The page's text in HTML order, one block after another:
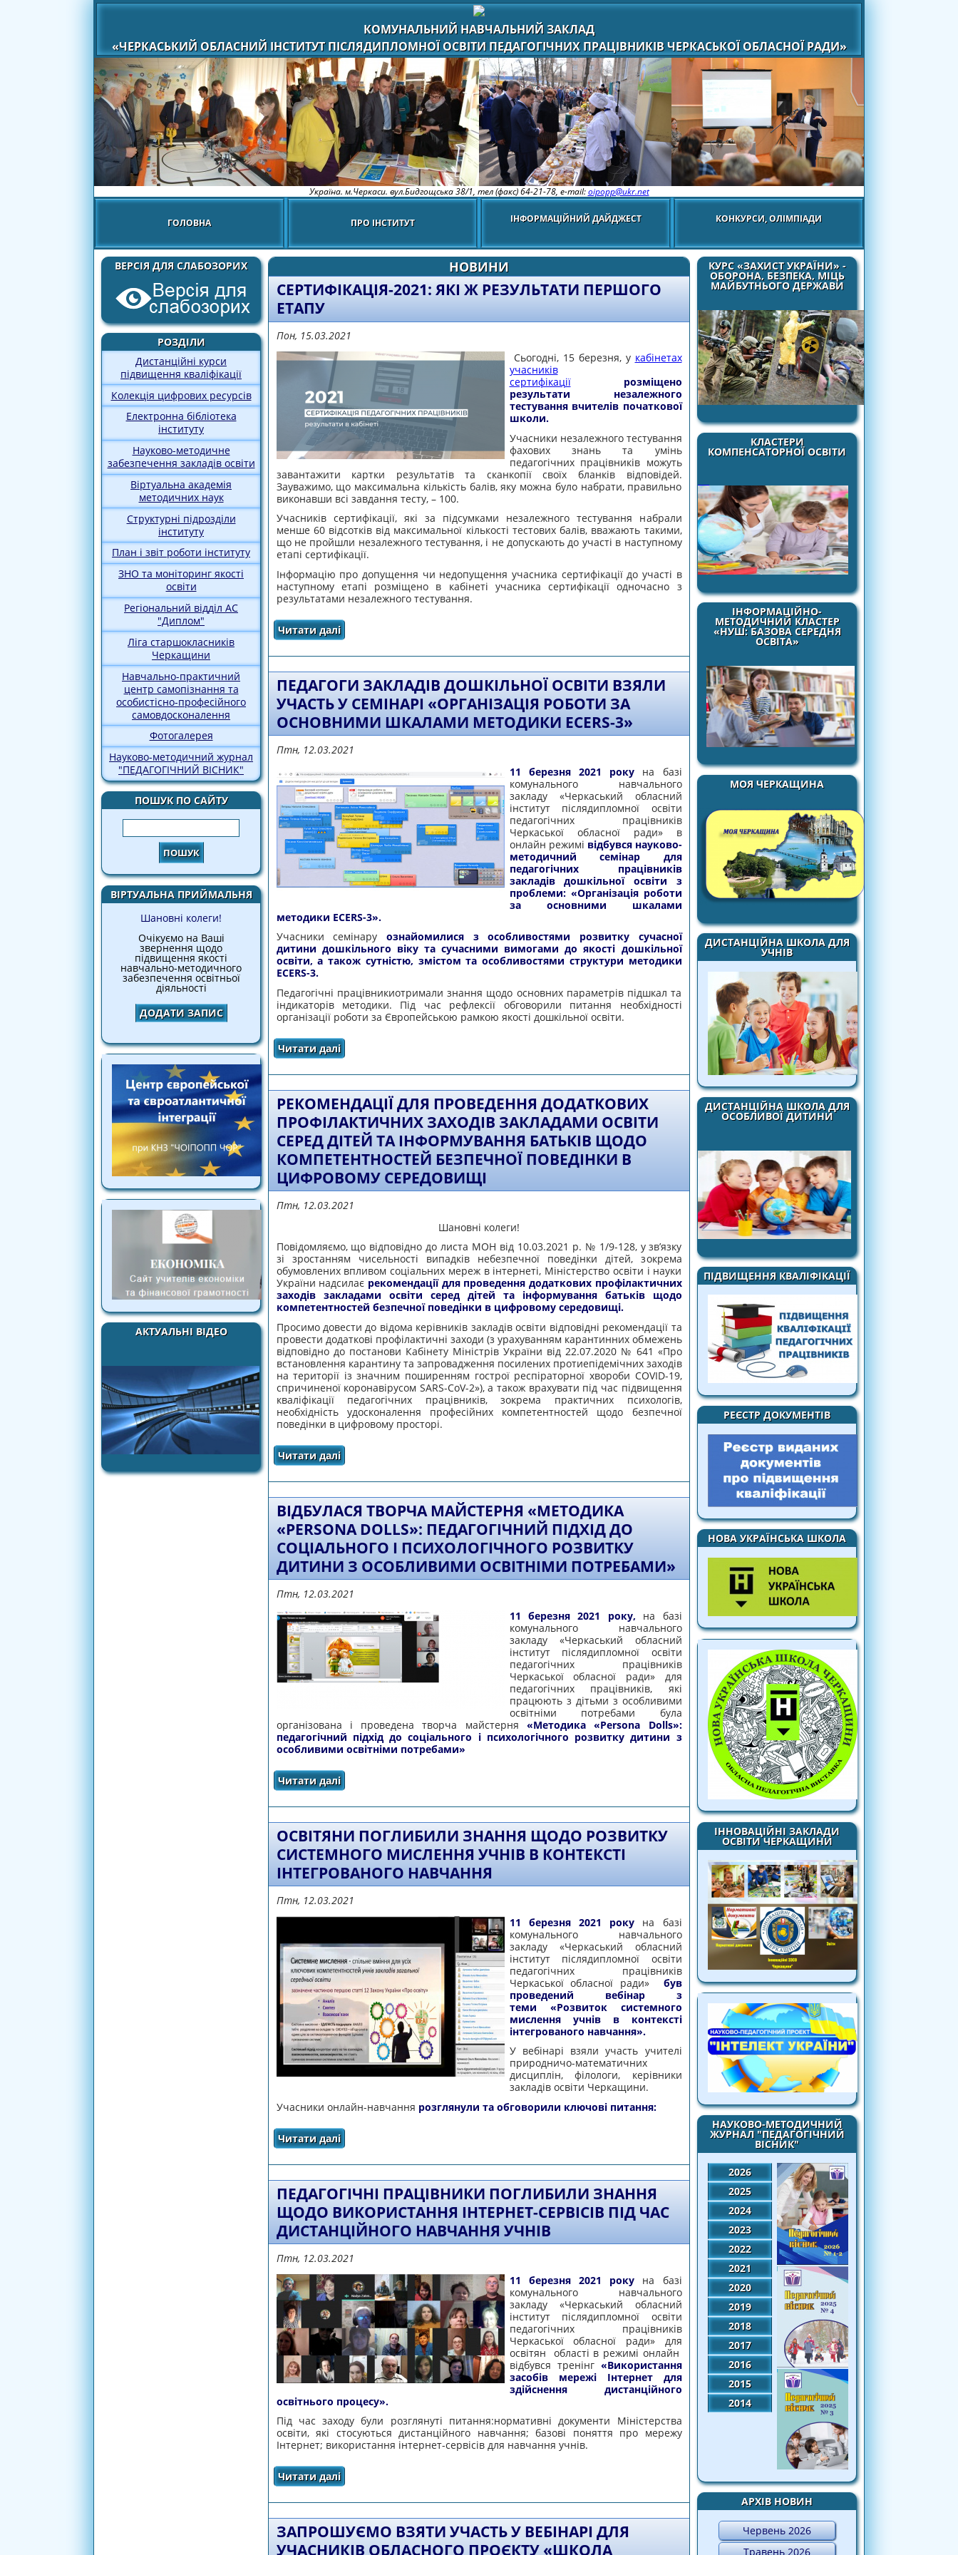
КОМУНАЛЬНИЙ НАВЧАЛЬНИЙ ЗАКЛАД
«ЧЕРКАСЬКИЙ ОБЛАСНИЙ ІНСТИТУТ ПІСЛЯДИПЛОМНОЇ ОСВІТИ ПЕДАГОГІЧНИХ ПРАЦІВНИКІВ ЧЕРКАСЬКОЇ ОБЛАСНОЇ РАДИ»
Україна. м.Черкаси. вул.Бидгощська 38/1, тел (факс) 64-21-78, e-mail:oipopp@ukr.net
ГОЛОВНА ПРО ІНСТИТУТ ІНФОРМАЦІЙНИЙ ДАЙДЖЕСТ КОНКУРСИ, ОЛІМПІАДИ
ВЕРСІЯ ДЛЯ СЛАБОЗОРИХ
РОЗДІЛИ
Дистанційні курси
підвищення кваліфікації
Колекція цифрових ресурсів
Електронна бібліотека
інституту
Науково-методичне
забезпечення закладів освіти
Віртуальна академія
методичних наук
Структурні підрозділи
інституту
План і звіт роботи інституту
ЗНО та моніторинг якості
освіти
Регіональний відділ АС
"Диплом"
Ліга старшокласників
Черкащини
Навчально-практичний
центр самопізнання та
особистісно-професійного
самовдосконалення
Фотогалерея
Науково-методичний журнал
"ПЕДАГОГІЧНИЙ ВІСНИК"
ПОШУК ПО САЙТУ
Пошук
ВІРТУАЛЬНА ПРИЙМАЛЬНЯ
Шановні колеги!
Очікуємо на Ваші
звернення щодо
підвищення якості
навчально-методичного
забезпечення освітньої
діяльності
ДОДАТИ ЗАПИС
АКТУАЛЬНІ ВІДЕО
КУРС «ЗАХИСТ УКРАЇНИ» -
ОБОРОНА, БЕЗПЕКА, МІЦЬ
МАЙБУТНЬОГО ДЕРЖАВИ
КЛАСТЕРИ
КОМПЕНСАТОРНОЇ ОСВІТИ
ІНФОРМАЦІЙНО-
МЕТОДИЧНИЙ КЛАСТЕР
«НУШ: БАЗОВА СЕРЕДНЯ
ОСВІТА»
МОЯ ЧЕРКАЩИНА
ДИСТАНЦІЙНА ШКОЛА ДЛЯ
УЧНІВ
ДИСТАНЦІЙНА ШКОЛА ДЛЯ
ОСОБЛИВОЇ ДИТИНИ
ПІДВИЩЕННЯ КВАЛІФІКАЦІЇ
РЕЄСТР ДОКУМЕНТІВ
НОВА УКРАЇНСЬКА ШКОЛА
ІННОВАЦІЙНІ ЗАКЛАДИ
ОСВІТИ ЧЕРКАЩИНИ
НАУКОВО-МЕТОДИЧНИЙ
ЖУРНАЛ "ПЕДАГОГІЧНИЙ
ВІСНИК"
2026
2025
2024
2023
2022
2021
2020
2019
2018
2017
2016
2015
2014
АРХІВ НОВИН
Червень 2026
Травень 2026
НОВИНИ
СЕРТИФІКАЦІЯ-2021: ЯКІ Ж РЕЗУЛЬТАТИ ПЕРШОГО
ЕТАПУ
Пон, 15.03.2021
Сьогодні, 15 березня, у кабінетах
учасників
сертифікації
розміщено
результати незалежного
тестування вчителів початкової
школи.
Учасники незалежного тестування
фахових знань та умінь
педагогічних працівників можуть
завантажити картки результатів та сканкопії своїх бланків відповідей.
Зауважимо, що максимальна кількість балів, яку можна було набрати, правильно
виконавши всі завдання тесту, – 100.
Учасників сертифікації, які за підсумками незалежного тестування набрали
менше 60 відсотків від максимальної кількості тестових балів, вважають такими,
що не пройшли незалежного тестування, і не допускають до участі в наступному
етапі сертифікації.
Інформацію про допущення чи недопущення учасника сертифікації до участі в
наступному етапі розміщено в кабінеті учасника сертифікації одночасно з
результатами незалежного тестування.
Читати даліпро Сертифікація-2021: які ж результати першого етапу
ПЕДАГОГИ ЗАКЛАДІВ ДОШКІЛЬНОЇ ОСВІТИ ВЗЯЛИ
УЧАСТЬ У СЕМІНАРІ «ОРГАНІЗАЦІЯ РОБОТИ ЗА
ОСНОВНИМИ ШКАЛАМИ МЕТОДИКИ ECERS-3»
Птн, 12.03.2021
11 березня 2021 року на базі
комунального навчального
закладу «Черкаський обласний
інститут післядипломної освіти
педагогічних працівників
Черкаської обласної ради» в
онлайн режимі відбувся науково-
методичний семінар для
педагогічних працівників
закладів дошкільної освіти з
проблеми: «Організація роботи
за основними шкалами
методики ECERS-3».
Учасники семінару ознайомилися з особливостями розвитку сучасної
дитини дошкільного віку та сучасними вимогами до якості дошкільної
освіти, а також сутністю, змістом та особливостями структури методики
ECERS-3.
Педагогічні працівникиотримали знання щодо основних параметрів підшкал та
індикаторів методики. Під час рефлексії обговорили питання необхідності
організації роботи за Європейською рамкою якості дошкільної освіти.
Читати далі
про ПЕДАГОГИ ЗАКЛАДІВ ДОШКІЛЬНОЇ ОСВІТИ ВЗЯЛИ УЧАСТЬ У СЕМІНАРІ «ОРГАНІЗАЦІЯ РОБОТИ
ЗА ОСНОВНИМИ ШКАЛАМИ МЕТОДИКИ ECERS-3»
РЕКОМЕНДАЦІЇ ДЛЯ ПРОВЕДЕННЯ ДОДАТКОВИХ
ПРОФІЛАКТИЧНИХ ЗАХОДІВ ЗАКЛАДАМИ ОСВІТИ
СЕРЕД ДІТЕЙ ТА ІНФОРМУВАННЯ БАТЬКІВ ЩОДО
КОМПЕТЕНТНОСТЕЙ БЕЗПЕЧНОЇ ПОВЕДІНКИ В
ЦИФРОВОМУ СЕРЕДОВИЩІ
Птн, 12.03.2021
Шановні колеги!
Повідомляємо, що відповідно до листа МОН від 10.03.2021 р. № 1/9-128, у зв’язку
зі зростанням чисельності випадків небезпечної поведінки дітей, зокрема
обумовлених впливом соціальних мереж в інтернеті, Міністерство освіти і науки
України надсилає рекомендації для проведення додаткових профілактичних
заходів закладами освіти серед дітей та інформування батьків щодо
компетентностей безпечної поведінки в цифровому середовищі.
Просимо довести до відома керівників закладів освіти відповідні рекомендації та
провести додаткові профілактичні заходи (з урахуванням карантинних обмежень
відповідно до постанови Кабінету Міністрів України від 22.07.2020 № 641 «Про
встановлення карантину та запровадження посилених протиепідемічних заходів
на території із значним поширенням гострої респіраторної хвороби COVID-19,
спричиненої коронавірусом SARS-CoV-2»), а також врахувати під час підвищення
кваліфікації педагогічних працівників, зокрема практичних психологів,
необхідність удосконалення професійних компетентностей щодо безпечної
поведінки в цифровому просторі.
Читати далі
про Рекомендації для проведення додаткових профілактичних заходів закладами освіти серед
дітей та інформування батьків щодо компетентностей безпечної поведінки в цифровому
середовищі
ВІДБУЛАСЯ ТВОРЧА МАЙСТЕРНЯ «МЕТОДИКА
«PERSONA DOLLS»: ПЕДАГОГІЧНИЙ ПІДХІД ДО
СОЦІАЛЬНОГО І ПСИХОЛОГІЧНОГО РОЗВИТКУ
ДИТИНИ З ОСОБЛИВИМИ ОСВІТНІМИ ПОТРЕБАМИ»
Птн, 12.03.2021
11 березня 2021 року, на базі
комунального навчального
закладу «Черкаський обласний
інститут післядипломної освіти
педагогічних працівників
Черкаської обласної ради» для
педагогічних працівників, які
працюють з дітьми з особливими
освітніми потребами була
організована і проведена творча майстерня «Методика «Persona Dolls»:
педагогічний підхід до соціального і психологічного розвитку дитини з
особливими освітніми потребами»
Читати далі
про ВІДБУЛАСЯ ТВОРЧА МАЙСТЕРНЯ «МЕТОДИКА «PERSONA DOLLS»: ПЕДАГОГІЧНИЙ ПІДХІД ДО
СОЦІАЛЬНОГО І ПСИХОЛОГІЧНОГО РОЗВИТКУ ДИТИНИ З ОСОБЛИВИМИ ОСВІТНІМИ ПОТРЕБАМИ»
ОСВІТЯНИ ПОГЛИБИЛИ ЗНАННЯ ЩОДО РОЗВИТКУ
СИСТЕМНОГО МИСЛЕННЯ УЧНІВ В КОНТЕКСТІ
ІНТЕГРОВАНОГО НАВЧАННЯ
Птн, 12.03.2021
11 березня 2021 року на базі
комунального навчального
закладу «Черкаський обласний
інститут післядипломної освіти
педагогічних працівників
Черкаської обласної ради»
був
проведений вебінар з
теми «Розвиток системного
мислення учнів в контексті
інтегрованого навчання».
У вебінарі взяли участь учителі
природничо-математичних
дисциплін, філологи, керівники
закладів освіти Черкащини.
Учасники онлайн-навчання розглянули та обговорили ключові питання:
Читати далі
про ОСВІТЯНИ ПОГЛИБИЛИ ЗНАННЯ ЩОДО РОЗВИТКУ СИСТЕМНОГО МИСЛЕННЯ УЧНІВ В
КОНТЕКСТІ ІНТЕГРОВАНОГО НАВЧАННЯ
ПЕДАГОГІЧНІ ПРАЦІВНИКИ ПОГЛИБИЛИ ЗНАННЯ
ЩОДО ВИКОРИСТАННЯ ІНТЕРНЕТ-СЕРВІСІВ ПІД ЧАС
ДИСТАНЦІЙНОГО НАВЧАННЯ УЧНІВ
Птн, 12.03.2021
11 березня 2021 року на базі
комунального навчального
закладу «Черкаський обласний
інститут післядипломної освіти
педагогічних працівників
Черкаської обласної ради» для
освітян області в режимі онлайн
відбувся тренінг «Використання
засобів мережі Інтернет для
здійснення дистанційного
освітнього процесу».
Під час заходу були розглянуті питання:нормативні документи Міністерства
освіти, які стосуються дистанційного навчання; базові поняття про мережу
Інтернет; використання інтернет-сервісів для навчання учнів.
Читати далі
про ПЕДАГОГІЧНІ ПРАЦІВНИКИ ПОГЛИБИЛИ ЗНАННЯ ЩОДО ВИКОРИСТАННЯ ІНТЕРНЕТ-СЕРВІСІВ
ПІД ЧАС ДИСТАНЦІЙНОГО НАВЧАННЯ УЧНІВ
ЗАПРОШУЄМО ВЗЯТИ УЧАСТЬ У ВЕБІНАРІ ДЛЯ
УЧАСНИКІВ ОБЛАСНОГО ПРОЄКТУ «ШКОЛА